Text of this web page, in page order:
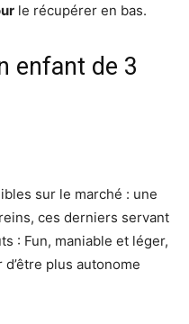
le récupérer en bas.
enfant de 3
sur le marché : une
ces derniers servant
: Fun, maniable et léger,
plus autonome